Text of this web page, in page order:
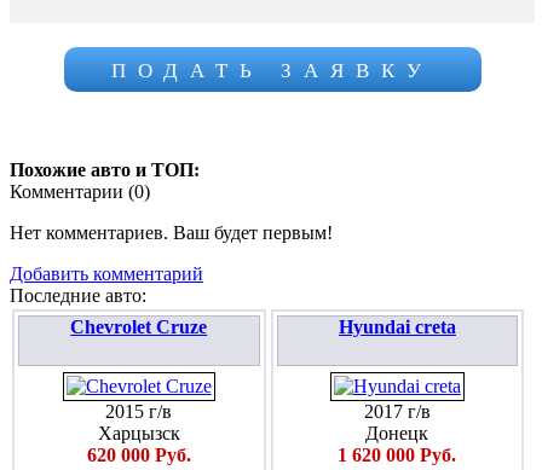
ПОДАТЬ ЗАЯВКУ
Похожие авто и ТОП:
Комментарии (0)
Нет комментариев. Ваш будет первым!
Добавить комментарий
Последние авто:
Chevrolet Cruze
2015 г/в
Харцызск
620 000 Руб.
Hyundai creta
2017 г/в
Донецк
1 620 000 Руб.